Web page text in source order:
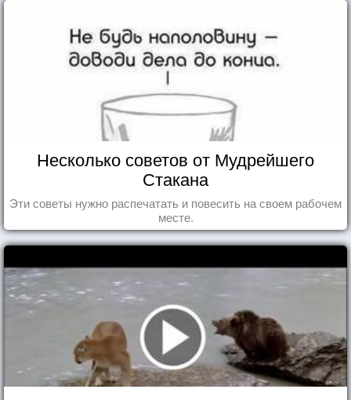
Несколько советов от Мудрейшего
Стакана
Эти советы нужно распечатать и повесить на своем рабочем
месте.